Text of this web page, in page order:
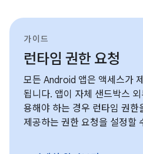
가이드
런타임 권한 요청
모든 Android 앱은 액세스가
됩니다. 앱이 자체 샌드박스
용해야 하는 경우 런타임 권한
제공하는 권한 요청을 설정할